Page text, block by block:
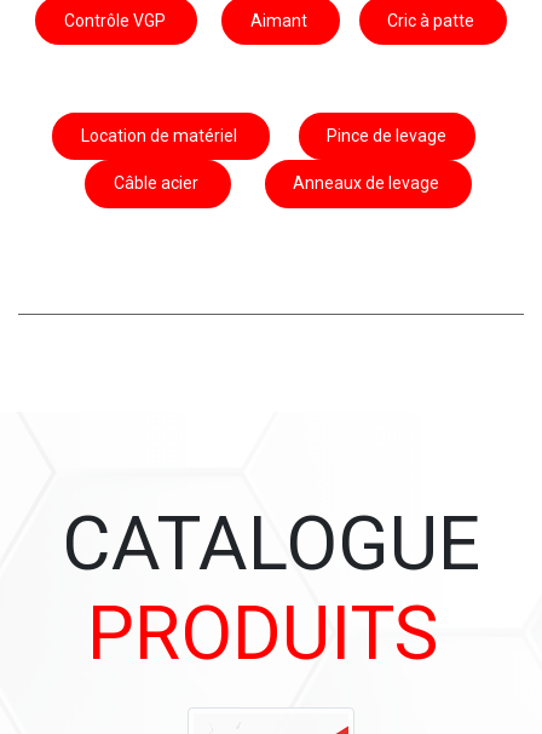
Contrôle VGP Aimant Cric à patte
Location de matériel Pince de levage
Câble acier Anneaux de levage
CATALOGUE
PRODUITS